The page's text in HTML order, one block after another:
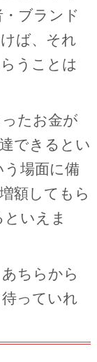
ブランド
ば、それ
うことは
たお金が
できるとい
場面に備
額してもら
いえま
ちらから
っていれ